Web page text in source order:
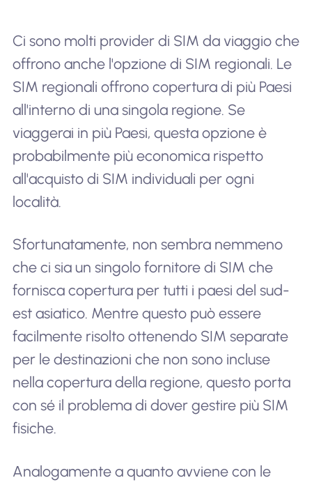
Ci sono molti provider di SIM da viaggio che
offrono anche l'opzione di SIM regionali. Le
SIM regionali offrono copertura di più Paesi
all'interno di una singola regione. Se
viaggerai in più Paesi, questa opzione è
probabilmente più economica rispetto
all'acquisto di SIM individuali per ogni
località.
Sfortunatamente, non sembra nemmeno
che ci sia un singolo fornitore di SIM che
fornisca copertura per tutti i paesi del sud-
est asiatico. Mentre questo può essere
facilmente risolto ottenendo SIM separate
per le destinazioni che non sono incluse
nella copertura della regione, questo porta
con sé il problema di dover gestire più SIM
fisiche.
Analogamente a quanto avviene con le